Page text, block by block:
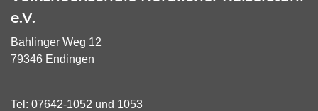
e.V.
Bahlinger Weg 12
79346 Endingen
Tel: 07642-1052 und 1053